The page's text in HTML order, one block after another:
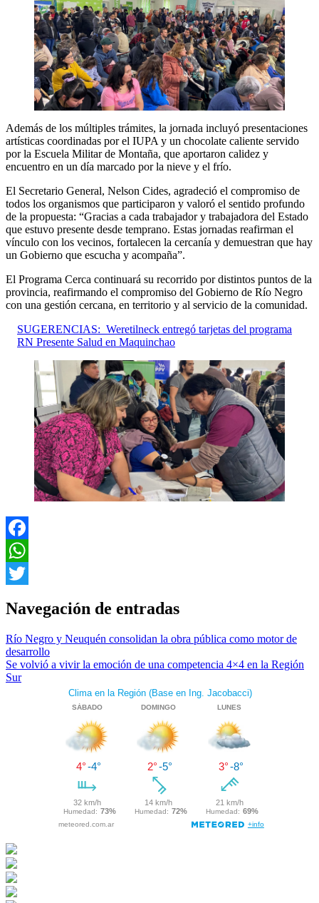
Además de los múltiples trámites, la jornada incluyó presentaciones
artísticas coordinadas por el IUPA y un chocolate caliente servido
por la Escuela Militar de Montaña, que aportaron calidez y
encuentro en un día marcado por la nieve y el frío.
El Secretario General, Nelson Cides, agradeció el compromiso de
todos los organismos que participaron y valoró el sentido profundo
de la propuesta: “Gracias a cada trabajador y trabajadora del Estado
que estuvo presente desde temprano. Estas jornadas reafirman el
vínculo con los vecinos, fortalecen la cercanía y demuestran que hay
un Gobierno que escucha y acompaña”.
El Programa Cerca continuará su recorrido por distintos puntos de la
provincia, reafirmando el compromiso del Gobierno de Río Negro
con una gestión cercana, en territorio y al servicio de la comunidad.
SUGERENCIAS: Weretilneck entregó tarjetas del programa
RN Presente Salud en Maquinchao
Facebook
WhatsApp
Navegación de entradas
Río Negro y Neuquén consolidan la obra pública como motor de
desarrollo
Se volvió a vivir la emoción de una competencia 4×4 en la Región
Sur